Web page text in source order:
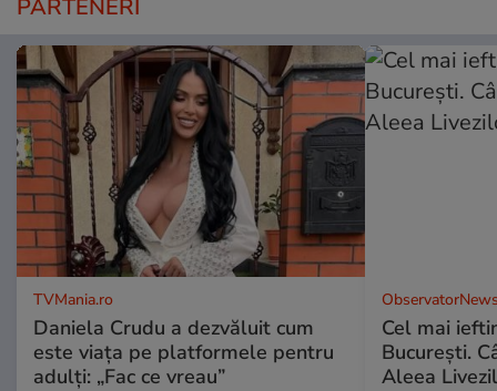
PARTENERI
TVMania.ro
Daniela Crudu a dezvăluit cum
este viața pe platformele pentru
adulți: „Fac ce vreau”
Cel mai
Bucureşti.
Aleea